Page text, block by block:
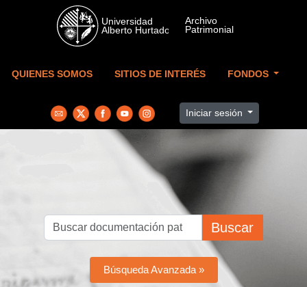
Skip to main content
QUIENES SOMOS SITIOS DE INTERÉS FONDOS
Iniciar sesión
Buscar
Búsqueda Avanzada »